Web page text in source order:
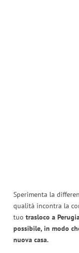
Sperimenta la
qualità incontra la
tuo trasloco a
possibile, in modo
nuova casa.